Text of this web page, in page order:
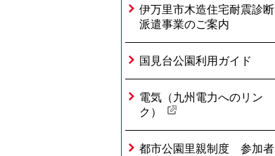
伊万里市木造住宅耐震診断
派遣事業のご案内
国見台公園利用ガイド
電気（九州電力へのリン
ク）
都市公園里親制度 参加者